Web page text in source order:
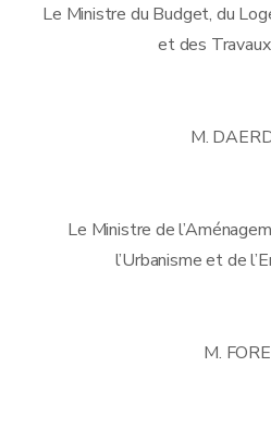
Le Ministre du Budget, du
et des
M.
Le Ministre de
l’Urbanisme et de
M.